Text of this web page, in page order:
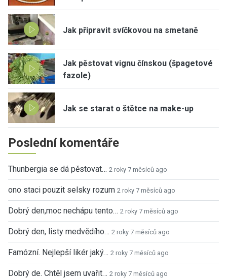
Jak připravit svíčkovou na smetaně
Jak pěstovat vignu čínskou (špagetové
fazole)
Jak se starat o štětce na make-up
Poslední komentáře
Thunbergia se dá pěstovat… 2 roky 7 měsíců ago
ono staci pouzit selsky rozum 2 roky 7 měsíců ago
Dobrý den,moc nechápu tento… 2 roky 7 měsíců ago
Dobrý den, listy medvědího… 2 roky 7 měsíců ago
Famózní. Nejlepší likér jaký… 2 roky 7 měsíců ago
Dobrý de. Chtěl jsem uvařit… 2 roky 7 měsíců ago